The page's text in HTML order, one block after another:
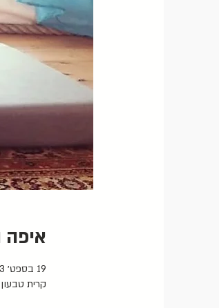
איפה
19 בספט׳ 2023, 10:00 – 12:30 GMT‎+3‎
קרית